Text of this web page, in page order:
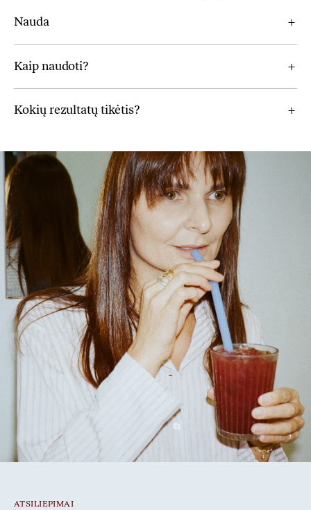
rekomenduojamos dozės.
Žarnynui
milteliai, špinatai, greipfruto sulčių milteliai, dygliuotųjų
kriaušių milteliai, Tikrojo Margainio ekstraktas, Ceilono
cinamonas (Cinnamomum verum), plokščioji vingrūnė
(spirulina), imbiero (Zingiber officinale) ekstraktas.
Nauda
Kaip naudoti?
Kokių rezultatų tikėtis?
ATSILIEPIMAI